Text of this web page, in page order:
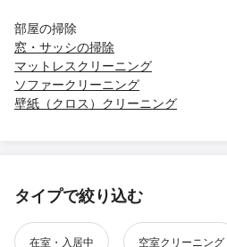
部屋の掃除
窓・サッシの掃除
マットレスクリーニング
ソファークリーニング
壁紙（クロス）クリーニング
タイプで絞り込む
在室・入居中 空室クリーニング